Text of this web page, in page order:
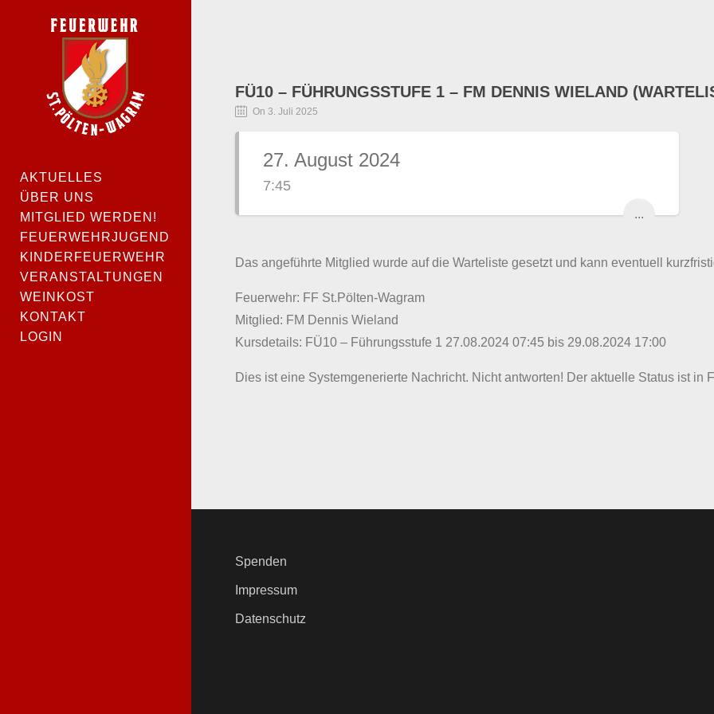
AKTUELLES
ÜBER UNS
MITGLIED WERDEN!
FEUERWEHRJUGEND
KINDERFEUERWEHR
VERANSTALTUNGEN
WEINKOST
KONTAKT
LOGIN
FÜ10 – FÜHRUNGSSTUFE 1 – FM DENNIS WIELAND
On 3. Juli 2025
27. August 2024
7:45
...
Das angeführte Mitglied wurde auf die Warteliste gesetzt und kann eventuell
Feuerwehr: FF St.Pölten-Wagram
Mitglied: FM Dennis Wieland
Kursdetails: FÜ10 – Führungsstufe 1 27.08.2024 07:45 bis 29.08.2024 17:00
Dies ist eine Systemgenerierte Nachricht. Nicht antworten! Der aktuelle Status ist in
Spenden
Impressum
Datenschutz
.